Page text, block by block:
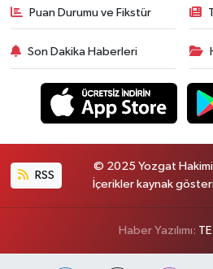
Puan Durumu ve Fikstür
Son Dakika Haberleri
RSS
© 2025 Yozgat
İçerikler kaynak
Haber Yazılımı: